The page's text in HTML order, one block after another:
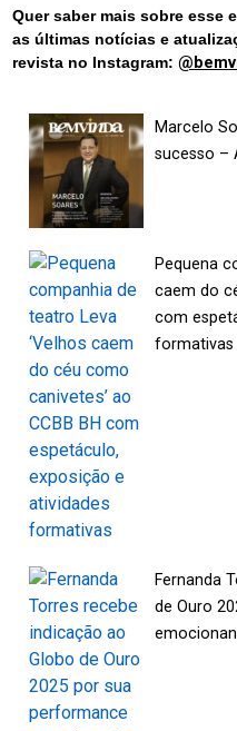
Quer saber mais sobre esse
as últimas notícias e
revista no Instagram:
Marcelo
sucesso –
Pequena
caem do
com
formativas
Fernanda
de Ouro